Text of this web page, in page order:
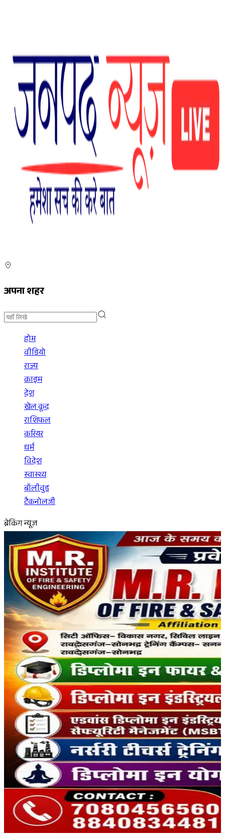
अपना शहर
होम
वीडियो
राज्य
क्राइम
देश
खेल कूद
राशिफल
करियर
धर्म
विदेश
स्वास्थ्य
बॉलीवुड
टैकनोलजी
ब्रेकिंग न्यूज़